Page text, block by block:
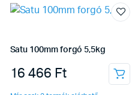
Satu 100mm forgó 5,5kg
16 466 Ft